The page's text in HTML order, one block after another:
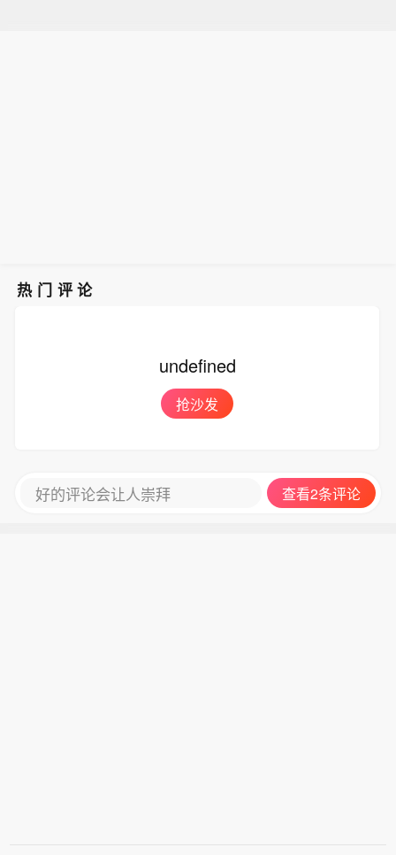
热门评论
undefined
抢沙发
好的评论会让人崇拜 查看2条评论